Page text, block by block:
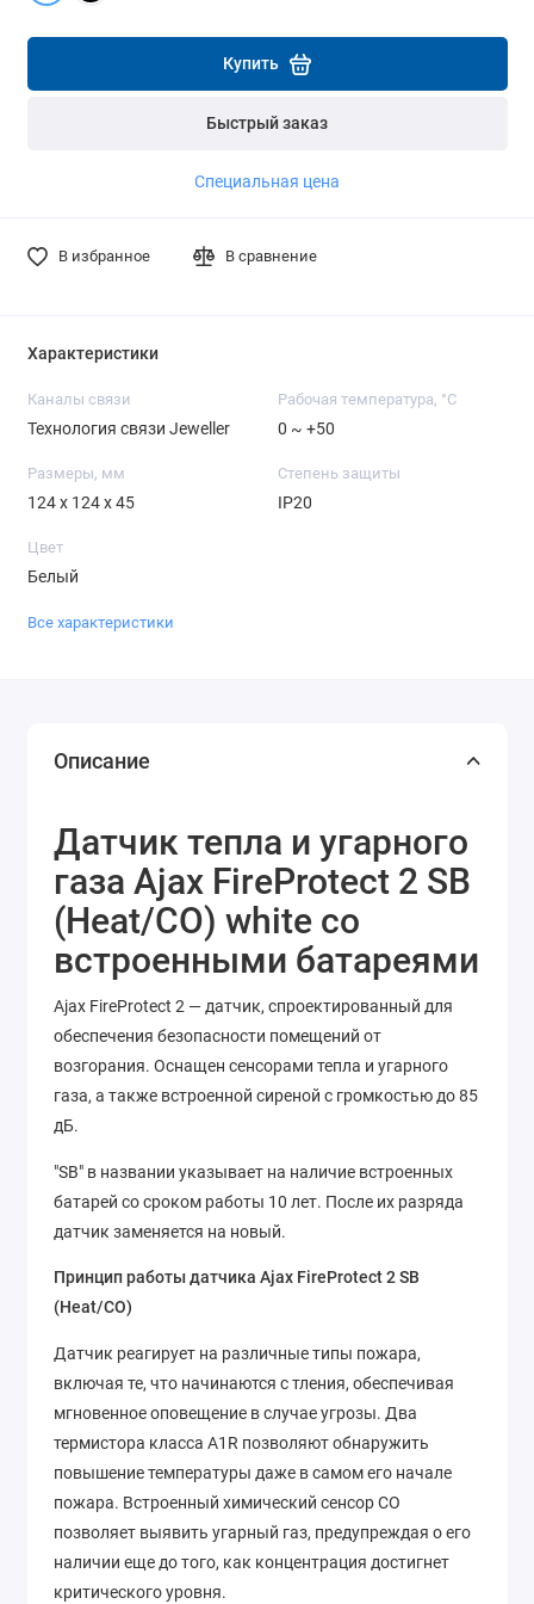
Купить
Быстрый заказ
Специальная цена
В избранное В сравнение
Характеристики
Каналы связи
Технология связи Jeweller
Рабочая температура, °C
0 ~ +50
Размеры, мм
124 x 124 x 45
Степень защиты
IP20
Цвет
Белый
Все характеристики
Описание
Датчик тепла и угарного
газа Ajax FireProtect 2 SB
(Heat/CO) white со
встроенными батареями
Ajax FireProtect 2 — датчик, спроектированный для
обеспечения безопасности помещений от
возгорания. Оснащен сенсорами тепла и угарного
газа, а также встроенной сиреной с громкостью до 85
дБ.
"SB" в названии указывает на наличие встроенных
батарей со сроком работы 10 лет. После их разряда
датчик заменяется на новый.
Принцип работы датчика Ajax FireProtect 2 SB
(Heat/CO)
Датчик реагирует на различные типы пожара,
включая те, что начинаются с тления, обеспечивая
мгновенное оповещение в случае угрозы. Два
термистора класса A1R позволяют обнаружить
повышение температуры даже в самом его начале
пожара. Встроенный химический сенсор CO
позволяет выявить угарный газ, предупреждая о его
наличии еще до того, как концентрация достигнет
критического уровня.